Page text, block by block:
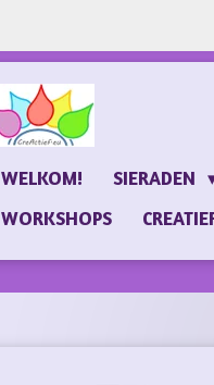
WELKOM! SIERADEN
WORKSHOPS